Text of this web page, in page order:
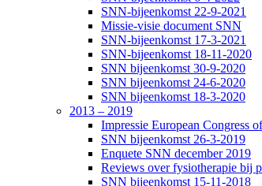
SNN-bijeenkomst 22-9-2021
Missie-visie document SNN
SNN-bijeenkomst 17-3-2021
SNN-bijeenkomst 18-11-2020
SNN bijeenkomst 30-9-2020
SNN bijeenkomst 24-6-2020
SNN bijeenkomst 18-3-2020
2013 – 2019
Impressie European Congress
SNN bijeenkomst 26-3-2019
Enquete SNN december 2019
Reviews over fysiotherapie bij
SNN bijeenkomst 15-11-2018